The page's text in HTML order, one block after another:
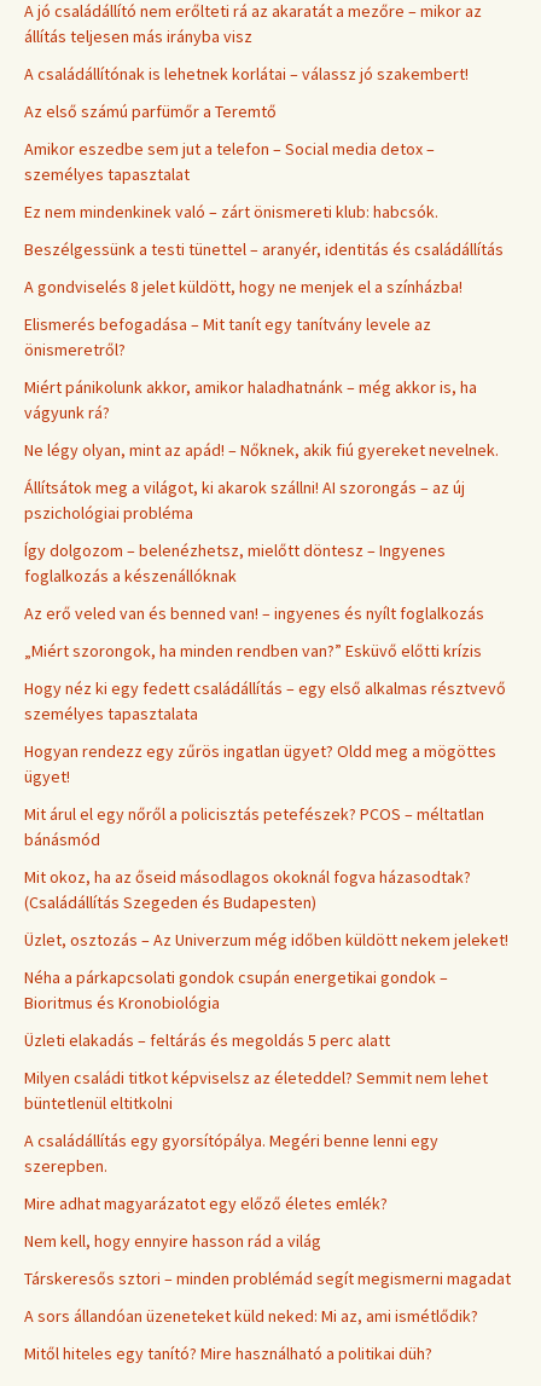
A jó családállító nem erőlteti rá az akaratát a mezőre – mikor az
állítás teljesen más irányba visz
A családállítónak is lehetnek korlátai – válassz jó szakembert!
Az első számú parfümőr a Teremtő
Amikor eszedbe sem jut a telefon – Social media detox –
személyes tapasztalat
Ez nem mindenkinek való – zárt önismereti klub: habcsók.
Beszélgessünk a testi tünettel – aranyér, identitás és családállítás
A gondviselés 8 jelet küldött, hogy ne menjek el a színházba!
Elismerés befogadása – Mit tanít egy tanítvány levele az
önismeretről?
Miért pánikolunk akkor, amikor haladhatnánk – még akkor is, ha
vágyunk rá?
Ne légy olyan, mint az apád! – Nőknek, akik fiú gyereket nevelnek.
Állítsátok meg a világot, ki akarok szállni! AI szorongás – az új
pszichológiai probléma
Így dolgozom – belenézhetsz, mielőtt döntesz – Ingyenes
foglalkozás a készenállóknak
Az erő veled van és benned van! – ingyenes és nyílt foglalkozás
„Miért szorongok, ha minden rendben van?” Esküvő előtti krízis
Hogy néz ki egy fedett családállítás – egy első alkalmas résztvevő
személyes tapasztalata
Hogyan rendezz egy zűrös ingatlan ügyet? Oldd meg a mögöttes
ügyet!
Mit árul el egy nőről a policisztás petefészek? PCOS – méltatlan
bánásmód
Mit okoz, ha az őseid másodlagos okoknál fogva házasodtak?
(Családállítás Szegeden és Budapesten)
Üzlet, osztozás – Az Univerzum még időben küldött nekem jeleket!
Néha a párkapcsolati gondok csupán energetikai gondok –
Bioritmus és Kronobiológia
Üzleti elakadás – feltárás és megoldás 5 perc alatt
Milyen családi titkot képviselsz az életeddel? Semmit nem lehet
büntetlenül eltitkolni
A családállítás egy gyorsítópálya. Megéri benne lenni egy
szerepben.
Mire adhat magyarázatot egy előző életes emlék?
Nem kell, hogy ennyire hasson rád a világ
Társkeresős sztori – minden problémád segít megismerni magadat
A sors állandóan üzeneteket küld neked: Mi az, ami ismétlődik?
Mitől hiteles egy tanító? Mire használható a politikai düh?